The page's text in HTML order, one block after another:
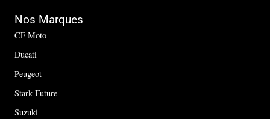
Nos Marques
CF Moto
Ducati
Peugeot
Stark Future
Suzuki